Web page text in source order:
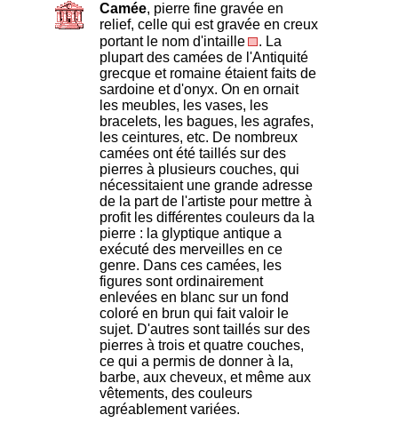
Camée, pierre fine gravée en
relief, celle qui est gravée en creux
portant le nom d'intaille
. La
plupart des camées de l'Antiquité
grecque et romaine étaient faits de
sardoine et d'onyx. On en ornait
les meubles, les vases, les
bracelets, les bagues, les agrafes,
les ceintures, etc. De nombreux
camées ont été taillés sur des
pierres à plusieurs couches, qui
nécessitaient une grande adresse
de la part de l'artiste pour mettre à
profit les différentes couleurs da la
pierre : la glyptique antique a
exécuté des merveilles en ce
genre. Dans ces camées, les
figures sont ordinairement
enlevées en blanc sur un fond
coloré en brun qui fait valoir le
sujet. D'autres sont taillés sur des
pierres à trois et quatre couches,
ce qui a permis de donner à la,
barbe, aux cheveux, et même aux
vêtements, des couleurs
agréablement variées.